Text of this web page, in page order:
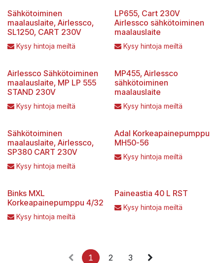
Sähkötoiminen
maalauslaite, Airlessco,
SL1250, CART 230V
Kysy hintoja meiltä
LP655, Cart 230V
Airlessco sähkötoiminen
maalauslaite
Kysy hintoja meiltä
Airlessco Sähkötoiminen
maalauslaite, MP LP 555
STAND 230V
Kysy hintoja meiltä
MP455, Airlessco
sähkötoiminen
maalauslaite
Kysy hintoja meiltä
Sähkötoiminen
maalauslaite, Airlessco,
SP380 CART 230V
Kysy hintoja meiltä
Adal Korkeapainepumppu
MH50-56
Kysy hintoja meiltä
Binks MXL
Korkeapainepumppu 4/32
Kysy hintoja meiltä
Paineastia 40 L RST
Kysy hintoja meiltä
1 2 3